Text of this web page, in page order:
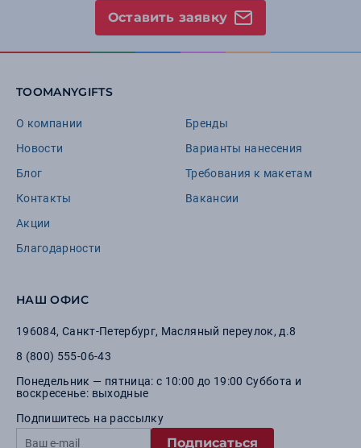
Оставить заявку
TOOMANYGIFTS
О компании
Новости
Блог
Контакты
Акции
Благодарности
Бренды
Варианты нанесения
Требования к макетам
Вакансии
НАШ ОФИС
196084, Санкт-Петербург, Масляный переулок, д.8
8 (800) 555-06-43
Понедельник — пятница: с 10:00 до 19:00 Суббота и
воскресенье: выходные
Подпишитесь на рассылку
Подписаться